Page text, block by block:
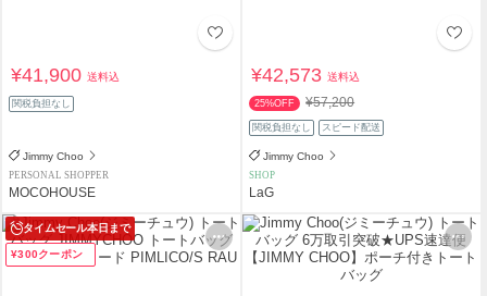
¥41,900送料込
関税負担なし
Jimmy Choo
PERSONAL SHOPPER
MOCOHOUSE
¥42,573送料込
25%OFF ¥57,200
関税負担なし スピード配送
Jimmy Choo
SHOP
LaG
タイムセール本日まで
¥300クーポン